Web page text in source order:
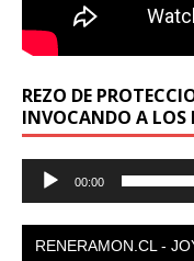
REZO DE
INVOCANDO A LOS
Reproductor
00:00